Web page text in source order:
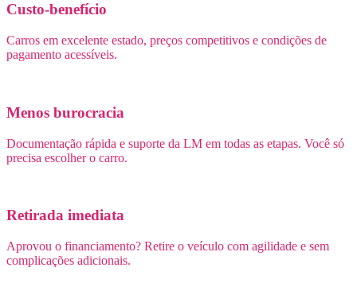
Custo-benefício
Carros em excelente estado, preços competitivos e condições de
pagamento acessíveis.
Menos burocracia
Documentação rápida e suporte da LM em todas as etapas. Você só
precisa escolher o carro.
Retirada imediata
Aprovou o financiamento? Retire o veículo com agilidade e sem
complicações adicionais.